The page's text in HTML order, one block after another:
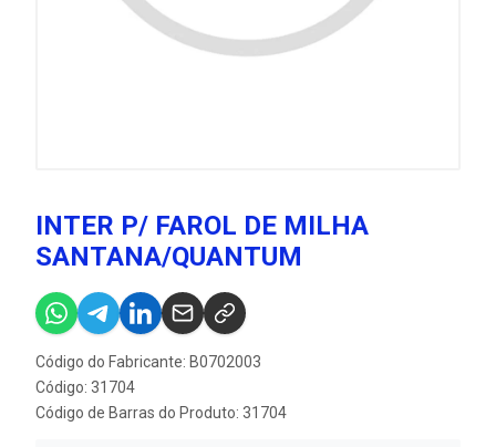
INTER P/ FAROL DE MILHA
SANTANA/QUANTUM
Código do Fabricante: B0702003
Código: 31704
Código de Barras do Produto: 31704